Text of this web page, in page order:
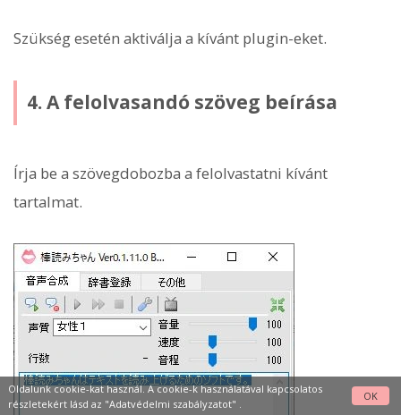
Szükség esetén aktiválja a kívánt plugin-eket.
4. A felolvasandó szöveg beírása
Írja be a szövegdobozba a felolvastatni kívánt
tartalmat.
Oldalunk cookie-kat használ. A cookie-k használatával kapcsolatos
részletekért lásd az "Adatvédelmi szabályzatot"
OK